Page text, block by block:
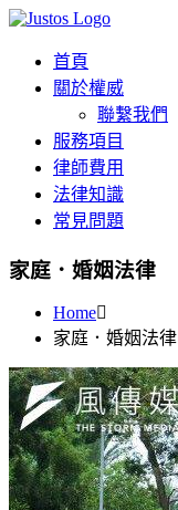
首頁
關於權威
聯繫我們
服務項目
律師費用
法律知識
常見問題
家庭．婚姻法律
Home
家庭．婚姻法律